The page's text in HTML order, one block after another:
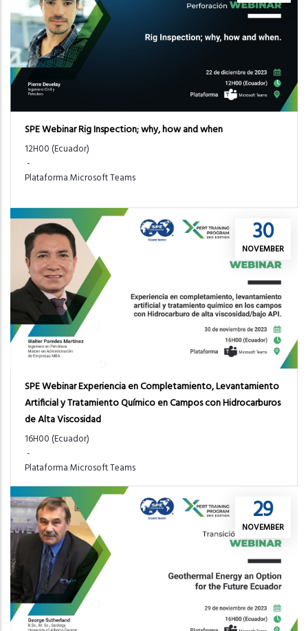
SPE Webinar Rig Inspection; why, how and when
12H00 (Ecuador)
-
Plataforma Microsoft Teams
30
NOVEMBER
SPE Webinar Experiencia en Completamiento, Levantamiento
Artificial y Tratamiento Químico en Campos con Hidrocarburos
de Alta Viscosidad
16H00 (Ecuador)
-
Plataforma Microsoft Teams
29
NOVEMBER